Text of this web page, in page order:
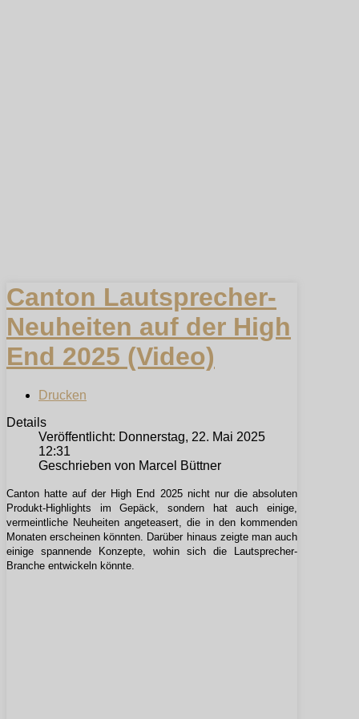
Canton Lautsprecher-
Neuheiten auf der High
End 2025 (Video)
Drucken
Details
Veröffentlicht: Donnerstag, 22. Mai 2025
12:31
Geschrieben von Marcel Büttner
Canton hatte auf der High End 2025 nicht nur die absoluten
Produkt-Highlights im Gepäck, sondern hat auch einige,
vermeintliche Neuheiten angeteasert, die in den kommenden
Monaten erscheinen könnten. Darüber hinaus zeigte man auch
einige spannende Konzepte, wohin sich die Lautsprecher-
Branche entwickeln könnte.